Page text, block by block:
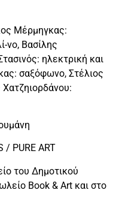
Μέρμηγκας:
νο, Βασίλης
ηλεκτρική και
σαξόφωνο, Στέλιος
/ PURE ART
του Δημοτικού
Book & Art και στο